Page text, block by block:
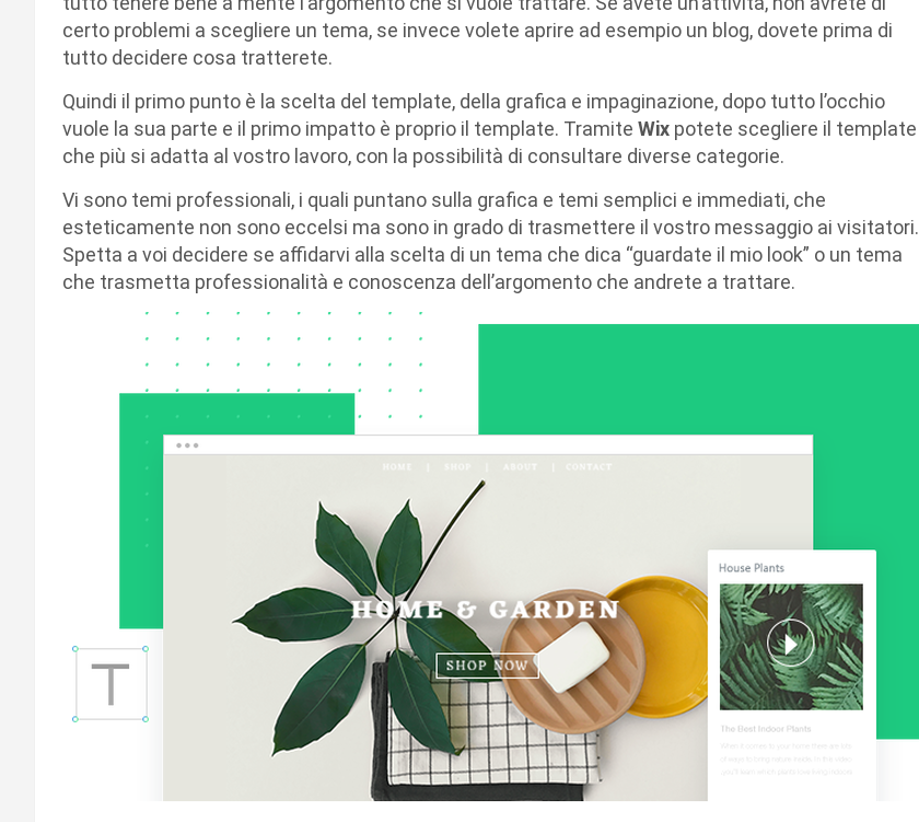
certo problemi a scegliere un tema, se invece volete aprire ad esempio un blog, dovete prima di
tutto decidere cosa tratterete.
Quindi il primo punto è la scelta del template, della grafica e impaginazione, dopo tutto l’occhio
vuole la sua parte e il primo impatto è proprio il template. Tramite Wix potete scegliere il template
che più si adatta al vostro lavoro, con la possibilità di consultare diverse categorie.
Vi sono temi professionali, i quali puntano sulla grafica e temi semplici e immediati, che
esteticamente non sono eccelsi ma sono in grado di trasmettere il vostro messaggio ai visitatori.
Spetta a voi decidere se affidarvi alla scelta di un tema che dica “guardate il mio look” o un tema
che trasmetta professionalità e conoscenza dell’argomento che andrete a trattare.